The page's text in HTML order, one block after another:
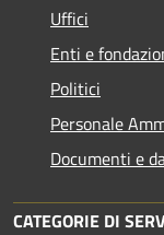
Uffici
Enti e
Politici
Personale
Documenti e
CATEGORIE DI